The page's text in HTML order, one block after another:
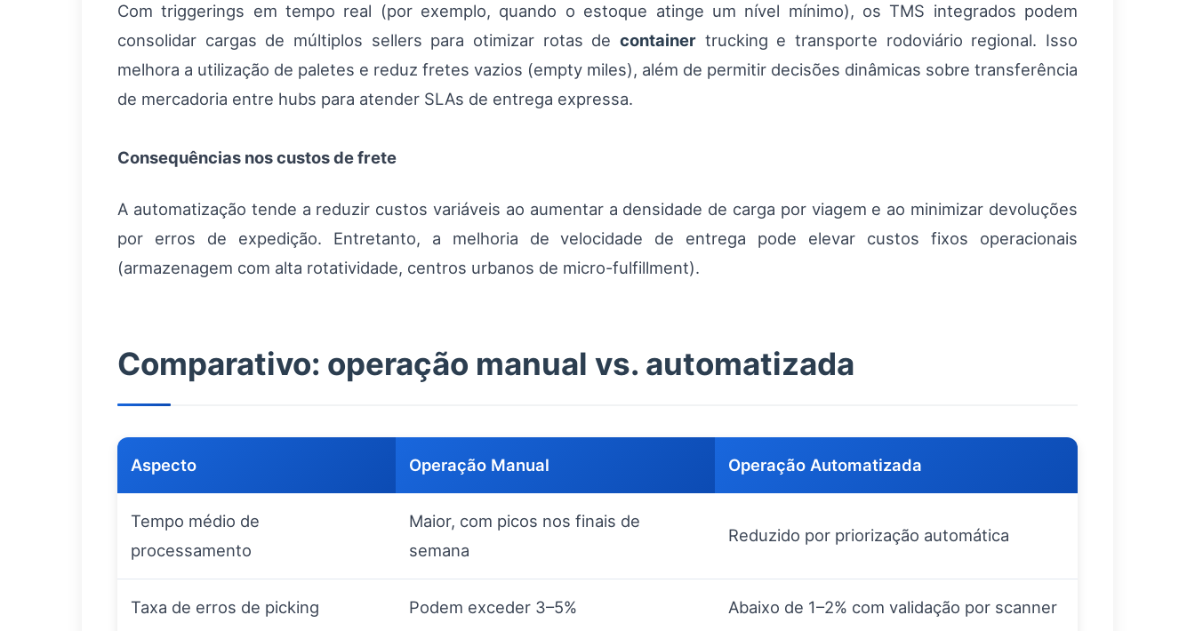
Com triggerings em tempo real (por exemplo, quando o estoque atinge um nível mínimo), os TMS integrados podem
consolidar cargas de múltiplos sellers para otimizar rotas de container trucking e transporte rodoviário regional. Isso
melhora a utilização de paletes e reduz fretes vazios (empty miles), além de permitir decisões dinâmicas sobre transferência
de mercadoria entre hubs para atender SLAs de entrega expressa.
Consequências nos custos de frete
A automatização tende a reduzir custos variáveis ao aumentar a densidade de carga por viagem e ao minimizar devoluções
por erros de expedição. Entretanto, a melhoria de velocidade de entrega pode elevar custos fixos operacionais
(armazenagem com alta rotatividade, centros urbanos de micro-fulfillment).
Comparativo: operação manual vs. automatizada
Aspecto Operação Manual Operação Automatizada
Tempo médio de
processamento
Maior, com picos nos finais de
semana
Reduzido por priorização automática
Taxa de erros de picking Podem exceder 3–5% Abaixo de 1–2% com validação por scanner